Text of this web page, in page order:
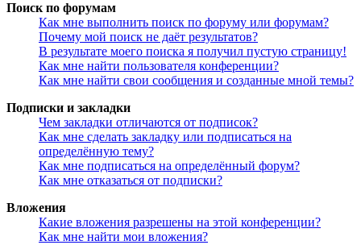
Поиск по форумам
Как мне выполнить поиск по форуму или форумам?
Почему мой поиск не даёт результатов?
В результате моего поиска я получил пустую страницу!
Как мне найти пользователя конференции?
Как мне найти свои сообщения и созданные мной темы?
Подписки и закладки
Чем закладки отличаются от подписок?
Как мне сделать закладку или подписаться на
определённую тему?
Как мне подписаться на определённый форум?
Как мне отказаться от подписки?
Вложения
Какие вложения разрешены на этой конференции?
Как мне найти мои вложения?